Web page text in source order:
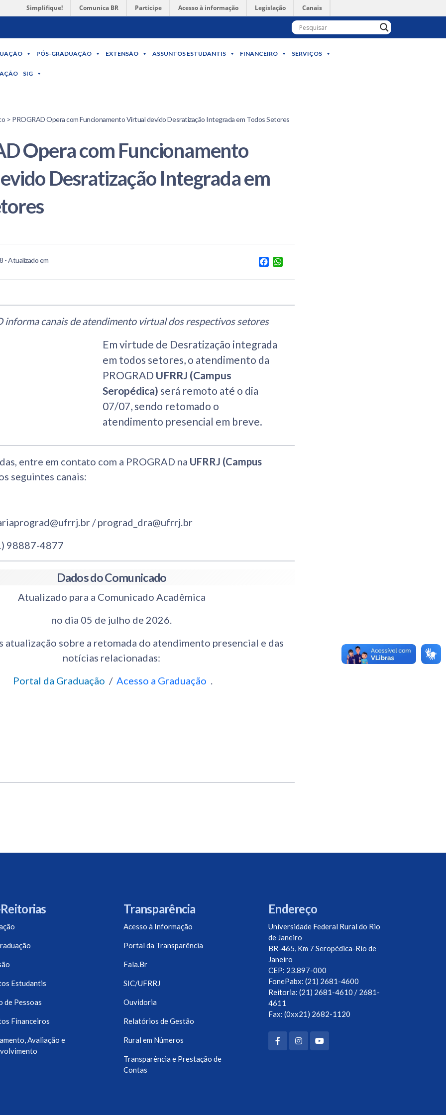
Simplifique! Comunica BR Participe Acesso à informação Legislação Canais
PÓS-GRADUAÇÃO EXTENSÃO ASSUNTOS ESTUDANTIS FINANCEIRO SERVIÇOS
SIG
> PROGRAD Opera com Funcionamento Virtual devido Desratização Integrada em Todos Setores
Opera com Funcionamento
Desratização Integrada em
- Atualizado em Facebook
informa canais de atendimento virtual dos respectivos setores
Em virtude de Desratização integrada
em todos setores, o atendimento da
PROGRAD UFRRJ (Campus
Seropédica) será remoto até o dia
07/07, sendo retomado o
atendimento presencial em breve.
entre em contato com a PROGRAD na UFRRJ (Campus
seguintes canais:
/ prograd_dra@ufrrj.br
98887-4877
Dados do Comunicado
Atualizado para a Comunicado Acadêmica
no dia 05 de julho de 2026.
atualização sobre a retomada do atendimento presencial e das
notícias relacionadas:
Portal da Graduação / Acesso a Graduação .
Estudantis
de Pessoas
Financeiros
Avaliação e
Transparência
Acesso à Informação
Portal da Transparência
Fala.Br
SIC/UFRRJ
Ouvidoria
Relatórios de Gestão
Rural em Números
Transparência e Prestação de
Contas
Endereço
Universidade Federal Rural do Rio
de Janeiro
BR-465, Km 7 Seropédica-Rio de
Janeiro
CEP: 23.897-000
FonePabx: (21) 2681-4600
Reitoria: (21) 2681-4610 / 2681-
4611
Fax: (0xx21) 2682-1120